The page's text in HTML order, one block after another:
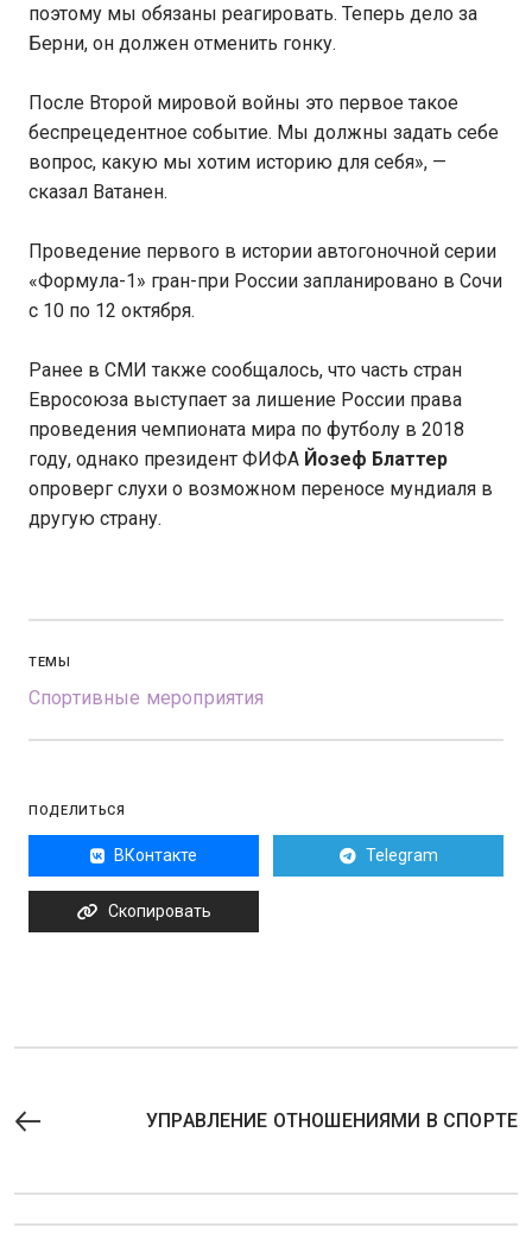
поэтому мы обязаны реагировать. Теперь дело за
Берни, он должен отменить гонку.
После Второй мировой войны это первое такое
беспрецедентное событие. Мы должны задать себе
вопрос, какую мы хотим историю для себя», —
сказал Ватанен.
Проведение первого в истории автогоночной серии
«Формула-1» гран-при России запланировано в Сочи
с 10 по 12 октября.
Ранее в СМИ также сообщалось, что часть стран
Евросоюза выступает за лишение России права
проведения чемпионата мира по футболу в 2018
году, однако президент ФИФА Йозеф Блаттер
опроверг слухи о возможном переносе мундиаля в
другую страну.
ТЕМЫ
Спортивные мероприятия
ПОДЕЛИТЬСЯ
ВКонтакте Telegram
Скопировать
УПРАВЛЕНИЕ ОТНОШЕНИЯМИ В СПОРТЕ